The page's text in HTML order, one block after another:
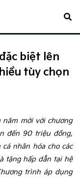
biệt lên
tùy chọn
năm mới với chương
đến 90 triệu đồng,
nhân hóa cho các
tặng hấp dẫn tại hệ
trình áp dụng